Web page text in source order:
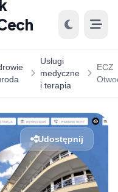
Usługi
medyczne
i terapia
ECZ
Udostępnij